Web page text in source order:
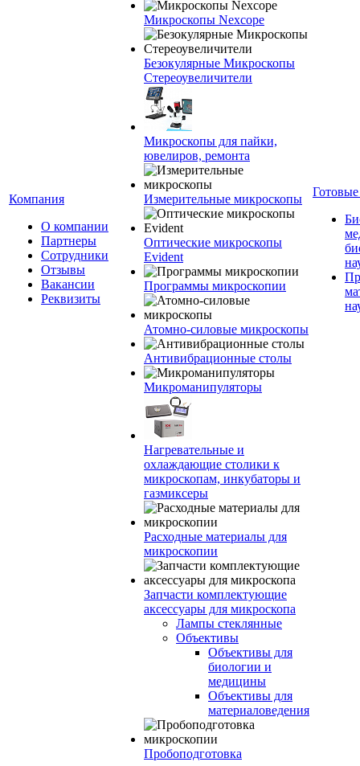
Компания
О компании
Партнеры
Сотрудники
Отзывы
Вакансии
Реквизиты
Микроскопы Nexcope
Безокулярные Микроскопы
Стереоувеличители
Микроскопы для пайки,
ювелиров, ремонта
Измерительные микроскопы
Оптические микроскопы
Evident
Программы микроскопии
Атомно-силовые микроскопы
Антивибрационные столы
Микроманипуляторы
Нагревательные и
охлаждающие столики к
микроскопам, инкубаторы и
газмиксеры
Расходные материалы для
микроскопии
Запчасти комплектующие
аксессуары для микроскопа
Лампы стеклянные
Объективы
Объективы для
биологии и
медицины
Объективы для
материаловедения
Пробоподготовка